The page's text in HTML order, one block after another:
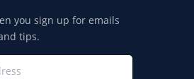
you sign up for emails
tips.